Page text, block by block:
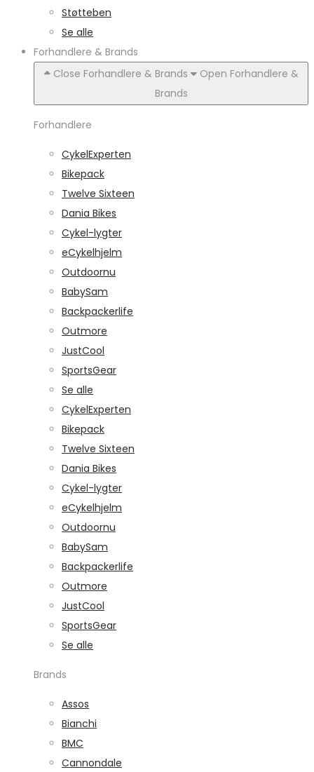
Støtteben
Se alle
Forhandlere & Brands
Close Forhandlere & Brands
Open Forhandlere &
Brands
Forhandlere
CykelExperten
Bikepack
Twelve Sixteen
Dania Bikes
Cykel-lygter
eCykelhjelm
Outdoornu
BabySam
Backpackerlife
Outmore
JustCool
SportsGear
Se alle
CykelExperten
Bikepack
Twelve Sixteen
Dania Bikes
Cykel-lygter
eCykelhjelm
Outdoornu
BabySam
Backpackerlife
Outmore
JustCool
SportsGear
Se alle
Brands
Assos
Bianchi
BMC
Cannondale